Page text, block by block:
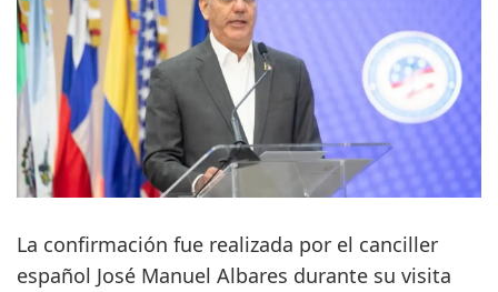
La confirmación fue realizada por el canciller
español José Manuel Albares durante su visita